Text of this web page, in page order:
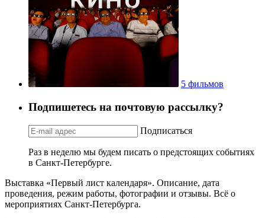
5 фильмов
Подпишетесь на почтовую рассылку?
Подписаться
Раз в неделю мы будем писать о предстоящих событиях
в Санкт-Петербурге.
Выставка «Первый лист календаря». Описание, дата
проведения, режим работы, фотографии и отзывы. Всё о
мероприятиях Санкт-Петербурга.